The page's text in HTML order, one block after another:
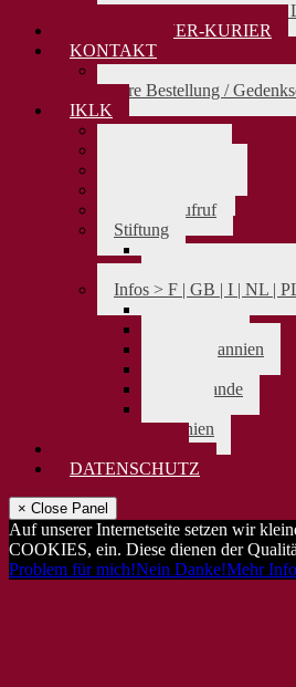
Die Bedeutung von Karl
KARL-LEISNER-KURIER
KONTAKT
> zurück
Ihre Bestellung /
IKLK
> zurück
Spendenaufruf
Stiftung
> zurück
Satzung Karl-
Infos > F | GB | I | NL |
Großbritannien
Niederlande
Spanien
DATENSCHUTZ
× Close Panel
Auf unserer Internetseite setzen wir
COOKIES, ein. Diese dienen der
Problem für mich!Nein Danke!Mehr